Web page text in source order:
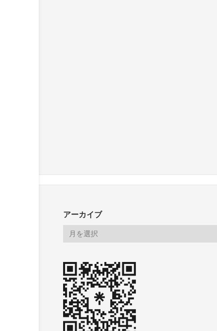
アーカイブ